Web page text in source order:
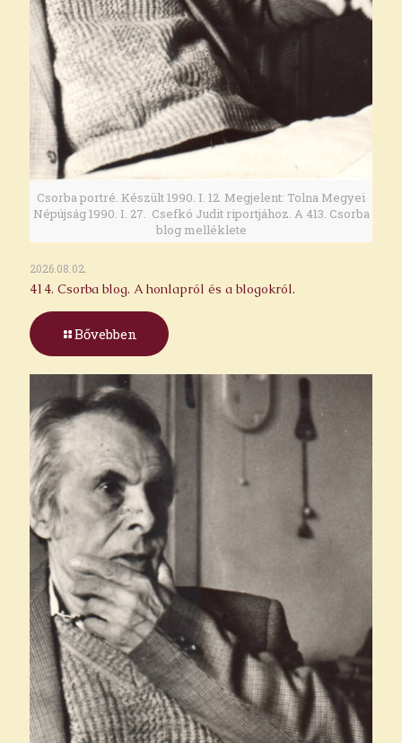
Csorba portré. Készült 1990. I. 12. Megjelent: Tolna Megyei
Népújság 1990. I. 27. Csefkó Judit riportjához. A 413. Csorba
blog melléklete
2026.08.02.
414. Csorba blog. A honlapról és a blogokról.
Bővebben